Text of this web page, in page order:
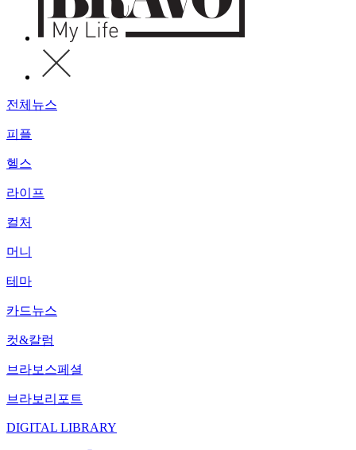
전체뉴스
피플
헬스
라이프
컬처
머니
테마
카드뉴스
컷&칼럼
브라보스페셜
브라보리포트
DIGITAL LIBRARY